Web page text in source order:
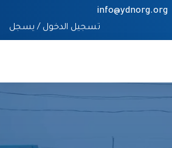
info@ydnorg.org
تسجيل الدخول / يسجل